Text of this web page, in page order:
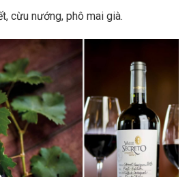
cừu nướng, phô mai già.